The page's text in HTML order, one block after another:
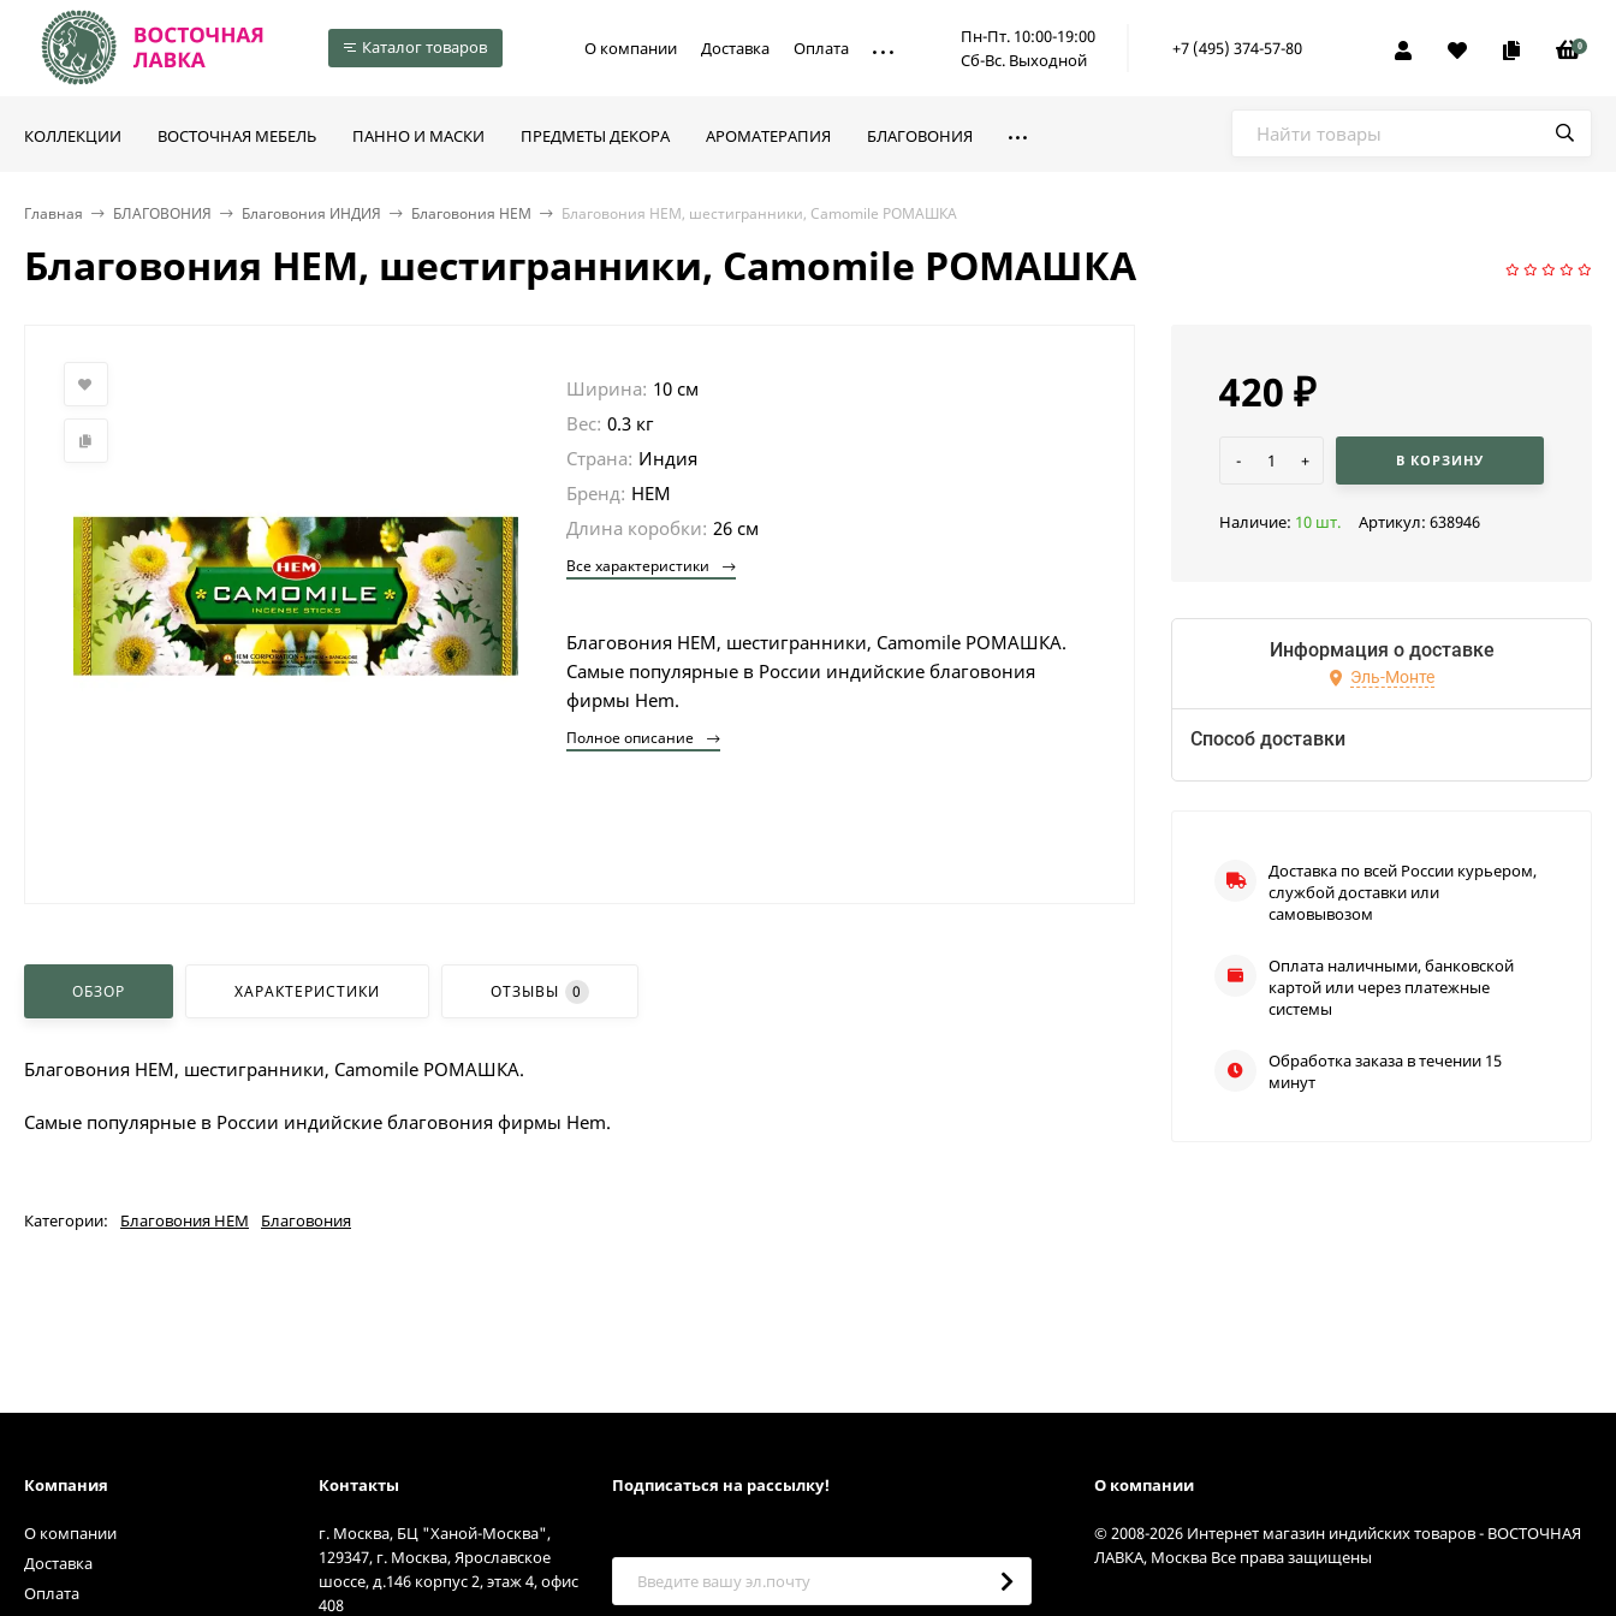
Каталог товаров О компании Доставка Оплата
Пн-Пт. 10:00-19:00
Сб-Вс. Выходной
+7 (495) 374-57-80 0
КОЛЛЕКЦИИ ВОСТОЧНАЯ МЕБЕЛЬ ПАННО И МАСКИ ПРЕДМЕТЫ ДЕКОРА АРОМАТЕРАПИЯ БЛАГОВОНИЯ
Главная БЛАГОВОНИЯ Благовония ИНДИЯ Благовония HEM Благовония HEM, шестигранники, Camomile РОМАШКА
Благовония HEM, шестигранники, Camomile РОМАШКА
Ширина: 10 см
Вес: 0.3 кг
Страна: Индия
Бренд: HEM
Длина коробки: 26 см
Все характеристики
Благовония HEM, шестигранники, Camomile РОМАШКА.
Самые популярные в России индийские благовония
фирмы Hem.
Полное описание
ОБЗОР ХАРАКТЕРИСТИКИ ОТЗЫВЫ 0
Благовония HEM, шестигранники, Camomile РОМАШКА.
Самые популярные в России индийские благовония фирмы Hem.
Категории: Благовония HEM Благовония
420 ₽
- + В КОРЗИНУ
Наличие: 10 шт. Артикул: 638946
Информация о доставке
Эль-Монте
Способ доставки
Доставка по всей России курьером,
службой доставки или
самовывозом
Оплата наличными, банковской
картой или через платежные
системы
Обработка заказа в течении 15
минут
Компания
О компании
Доставка
Оплата
Контакты
г. Москва, БЦ "Ханой-Москва",
129347, г. Москва, Ярославское
шоссе, д.146 корпус 2, этаж 4, офис
408
Подписаться на рассылкy! О компании
© 2008-2026 Интернет магазин индийских товаров - ВОСТОЧНАЯ
ЛАВКА, Москва Все права защищены